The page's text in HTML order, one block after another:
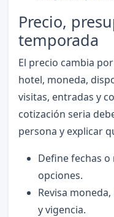
Precio,
temporada
El precio cambia
hotel, moneda,
visitas, entradas y
cotización seria
persona y explicar
Define fechas
opciones.
Revisa
y vigencia.